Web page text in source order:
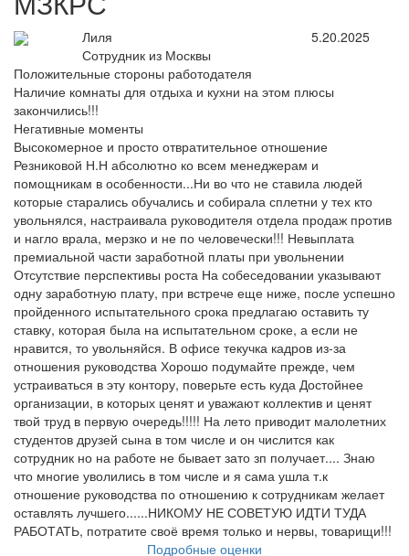
Лиля
Сотрудник из Москвы
5.20.2025
Положительные стороны работодателя
Наличие комнаты для отдыха и кухни на этом плюсы
закончились!!!
Негативные моменты
Высокомерное и просто отвратительное отношение
Резниковой Н.Н абсолютно ко всем менеджерам и
помощникам в особенности...Ни во что не ставила людей
которые старались обучались и собирала сплетни у тех кто
увольнялся, настраивала руководителя отдела продаж против
и нагло врала, мерзко и не по человечески!!! Невыплата
премиальной части заработной платы при увольнении
Отсутствие перспективы роста На собеседовании указывают
одну заработную плату, при встрече еще ниже, после успешно
пройденного испытательного срока предлагаю оставить ту
ставку, которая была на испытательном сроке, а если не
нравится, то увольняйся. В офисе текучка кадров из-за
отношения руководства Хорошо подумайте прежде, чем
устраиваться в эту контору, поверьте есть куда Достойнее
организации, в которых ценят и уважают коллектив и ценят
твой труд в первую очередь!!!!! На лето приводит малолетних
студентов друзей сына в том числе и он числится как
сотрудник но на работе не бывает зато зп получает.... Знаю
что многие уволились в том числе и я сама ушла т.к
отношение руководства по отношению к сотрудникам желает
оставлять лучшего......НИКОМУ НЕ СОВЕТУЮ ИДТИ ТУДА
РАБОТАТЬ, потратите своё время только и нервы, товарищи!!!
Подробные оценки